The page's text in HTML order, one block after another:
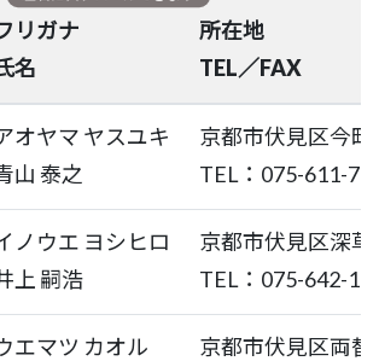
リガナ
名
所在地
TEL／FAX
オヤマ ヤスユキ
山 泰之
京都市伏見区今
TEL：075-611-
ノウエ ヨシヒロ
上 嗣浩
京都市伏見区深
TEL：075-642-
エマツ カオル
京都市伏見区両